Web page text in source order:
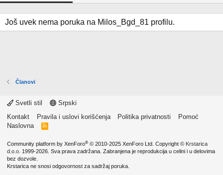
Još uvek nema poruka na Milos_Bgd_81 profilu.
Članovi
Svetli stil
Srpski
Kontakt
Pravila i uslovi korišćenja Politika privatnosti
Pomoć
Naslovna
R
Community platform by XenForo® © 2010-2025 XenForo Ltd. Copyright © Krstarica
d.o.o. 1999-2026. Sva prava zadržana. Zabranjena je reprodukcija u celini i u delovima
bez dozvole.
Krstarica ne snosi odgovornost za sadržaj poruka.